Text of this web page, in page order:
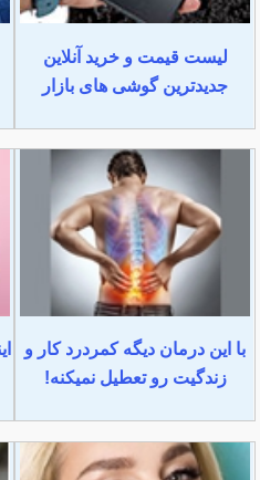
لیست قیمت و خرید آنلاین
جدیدترین گوشی های بازار
با این درمان دیگه کمردرد کار و
زندگیت رو تعطیل نمیکنه!